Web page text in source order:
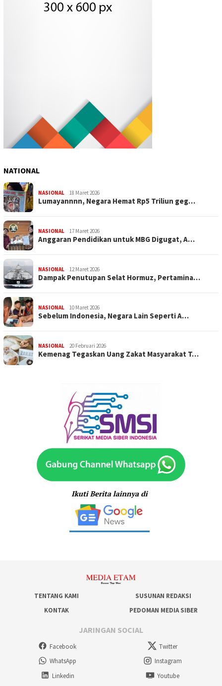
NATIONAL
NASIONAL 18 Maret 2026
Lumayannnn, Negara Hemat Rp5 Triliun geg…
NASIONAL 17 Maret 2026
Anggaran Pendidikan untuk MBG Digugat, A…
NASIONAL 12 Maret 2026
Dampak Penutupan Selat Hormuz, Pertamina…
NASIONAL 10 Maret 2026
Sebelum Indonesia, Negara Lain Seperti A…
NASIONAL 20 Februari 2026
Kemenag Tegaskan Uang Zakat Masyarakat T…
TENTANG KAMI
SUSUNAN REDAKSI
KONTAK
PEDOMAN MEDIA SIBER
JARINGAN SOCIAL
Facebook
Twitter
WhatsApp
Instagram
Linkedin
Youtube